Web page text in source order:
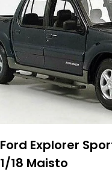
Ford Explorer
1/18 Maisto